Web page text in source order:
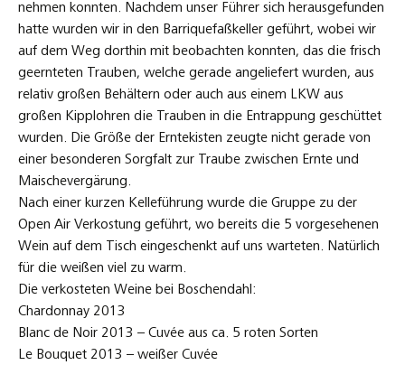
nehmen konnten. Nachdem unser Führer sich herausgefunden
hatte wurden wir in den Barriquefaßkeller geführt, wobei wir
auf dem Weg dorthin mit beobachten konnten, das die frisch
geernteten Trauben, welche gerade angeliefert wurden, aus
relativ großen Behältern oder auch aus einem LKW aus
großen Kipplohren die Trauben in die Entrappung geschüttet
wurden. Die Größe der Erntekisten zeugte nicht gerade von
einer besonderen Sorgfalt zur Traube zwischen Ernte und
Maischevergärung.
Nach einer kurzen Kelleführung wurde die Gruppe zu der
Open Air Verkostung geführt, wo bereits die 5 vorgesehenen
Wein auf dem Tisch eingeschenkt auf uns warteten. Natürlich
für die weißen viel zu warm.
Die verkosteten Weine bei Boschendahl:
Chardonnay 2013
Blanc de Noir 2013 – Cuvée aus ca. 5 roten Sorten
Le Bouquet 2013 – weißer Cuvée